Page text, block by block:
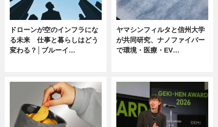
ドローンが空のインフラにな
る未来 仕事と暮らしはどう
変わる？│ブルーイ…
ヤマシンフィルタと信州大学
が共同研究、ナノファイバー
で環境・医療・EV…